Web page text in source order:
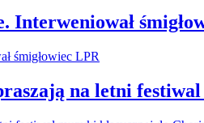
Interweniował
na letni